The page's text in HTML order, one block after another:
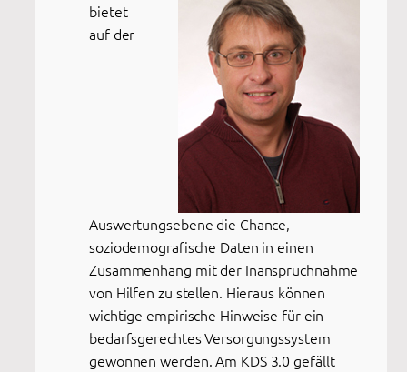
bietet
auf der
Auswertungsebene die Chance,
soziodemografische Daten in einen
Zusammenhang mit der Inanspruchnahme
von Hilfen zu stellen. Hieraus können
wichtige empirische Hinweise für ein
bedarfsgerechtes Versorgungssystem
gewonnen werden. Am KDS 3.0 gefällt